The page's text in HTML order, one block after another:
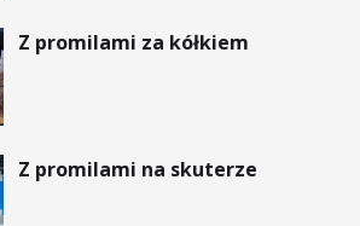
Z promilami za kółkiem
Z promilami na skuterze